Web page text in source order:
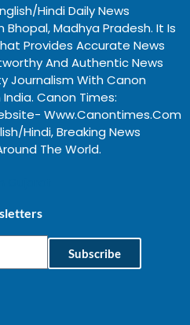
Hindi Daily News
Madhya Pradesh. It Is
Provides Accurate News
And Authentic News
Journalism With Canon
Canon Times:
Www.canontimes.com
Hindi, Breaking News
The World.
Subscribe